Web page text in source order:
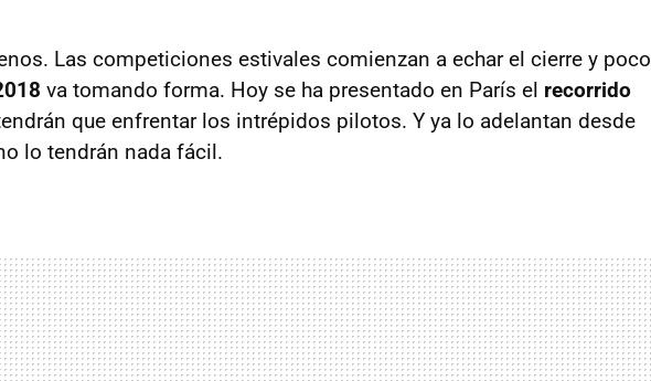
Las competiciones estivales comienzan a echar el cierre y poco
va tomando forma. Hoy se ha presentado en París el recorrido
que enfrentar los intrépidos pilotos. Y ya lo adelantan desde
lo tendrán nada fácil.